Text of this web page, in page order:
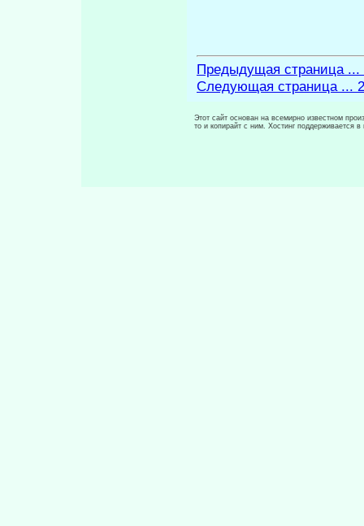
Предыдущая страница ...
Следующая страница ...
Этот сайт основан на всемирно известном
то и копирайт с ним. Хостинг поддерживается